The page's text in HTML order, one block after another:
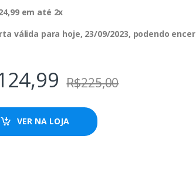
em até 2x
válida para hoje, 23/09/2023, podendo
R$225,00
VER NA LOJA